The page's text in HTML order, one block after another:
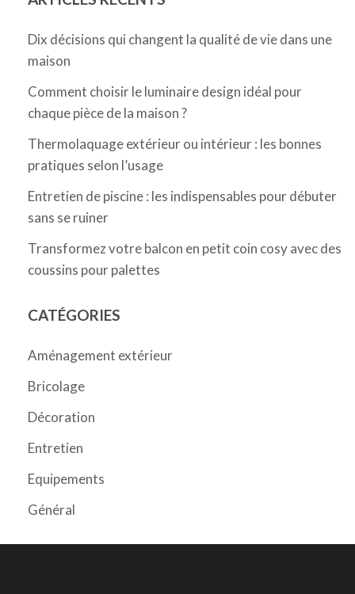
Dix décisions qui changent la qualité de vie dans une
maison
Comment choisir le luminaire design idéal pour
chaque pièce de la maison ?
Thermolaquage extérieur ou intérieur : les bonnes
pratiques selon l’usage
Entretien de piscine : les indispensables pour débuter
sans se ruiner
Transformez votre balcon en petit coin cosy avec des
coussins pour palettes
CATÉGORIES
Aménagement extérieur
Bricolage
Décoration
Entretien
Equipements
Général